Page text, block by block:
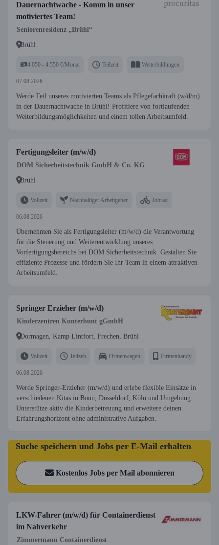
Dauernachtwache - Komm in unser
motiviertes Team!
Seniorenresidenz „Brühl“
Brühl
4.050 - 4.550 €/Monat Teilzeit Weiterbildungen
07.08.2026
Werde Teil unseres motivierten Teams als Pflegefachkraft (w/d/m)
in der Dauernachtwache in Brühl! Profitiere von fortlaufenden
Weiterbildungsmöglichkeiten und einem tollen Arbeitsumfeld.
Fertigungsleiter (m/w/d)
DOM Sicherheitstechnik GmbH & Co. KG
Brühl
Vollzeit Nachhaltiger Arbeitgeber Jobrad
06.08.2026
Übernehmen Sie als Fertigungsleiter (m/w/d) die Verantwortung
für die Steuerung und Weiterentwicklung unseres
Vorfertigungsbereichs bei DOM Sicherheitstechnik. Gestalten Sie
effiziente Prozesse und fördern Sie Ihr Team in einem attraktiven
Arbeitsumfeld.
Springer Erzieher (m/w/d)
Kinderzentren Kunterbunt gGmbH
Dormagen, Kamp Lintfort, Frechen, Brühl
Vollzeit Teilzeit Firmenwagen Firmenhandy
06.08.2026
Werde Springer-Erzieher (m/w/d) und erlebe flexible Einsätze in
verschiedenen Kitas in Bonn, Düsseldorf, Köln und Umgebung.
Unterstütze aktiv die Kinderbetreuung und erweitere deinen
Erfahrungshorizont ohne administrative Aufgaben.
Suche speichern und Jobs per E-Mail erhalten
Kostenlos Jobs per Mail abonnieren
LKW-Fahrer (m/w/d) für Containerdienst
im Nahverkehr
Zimmermann Containerdienst